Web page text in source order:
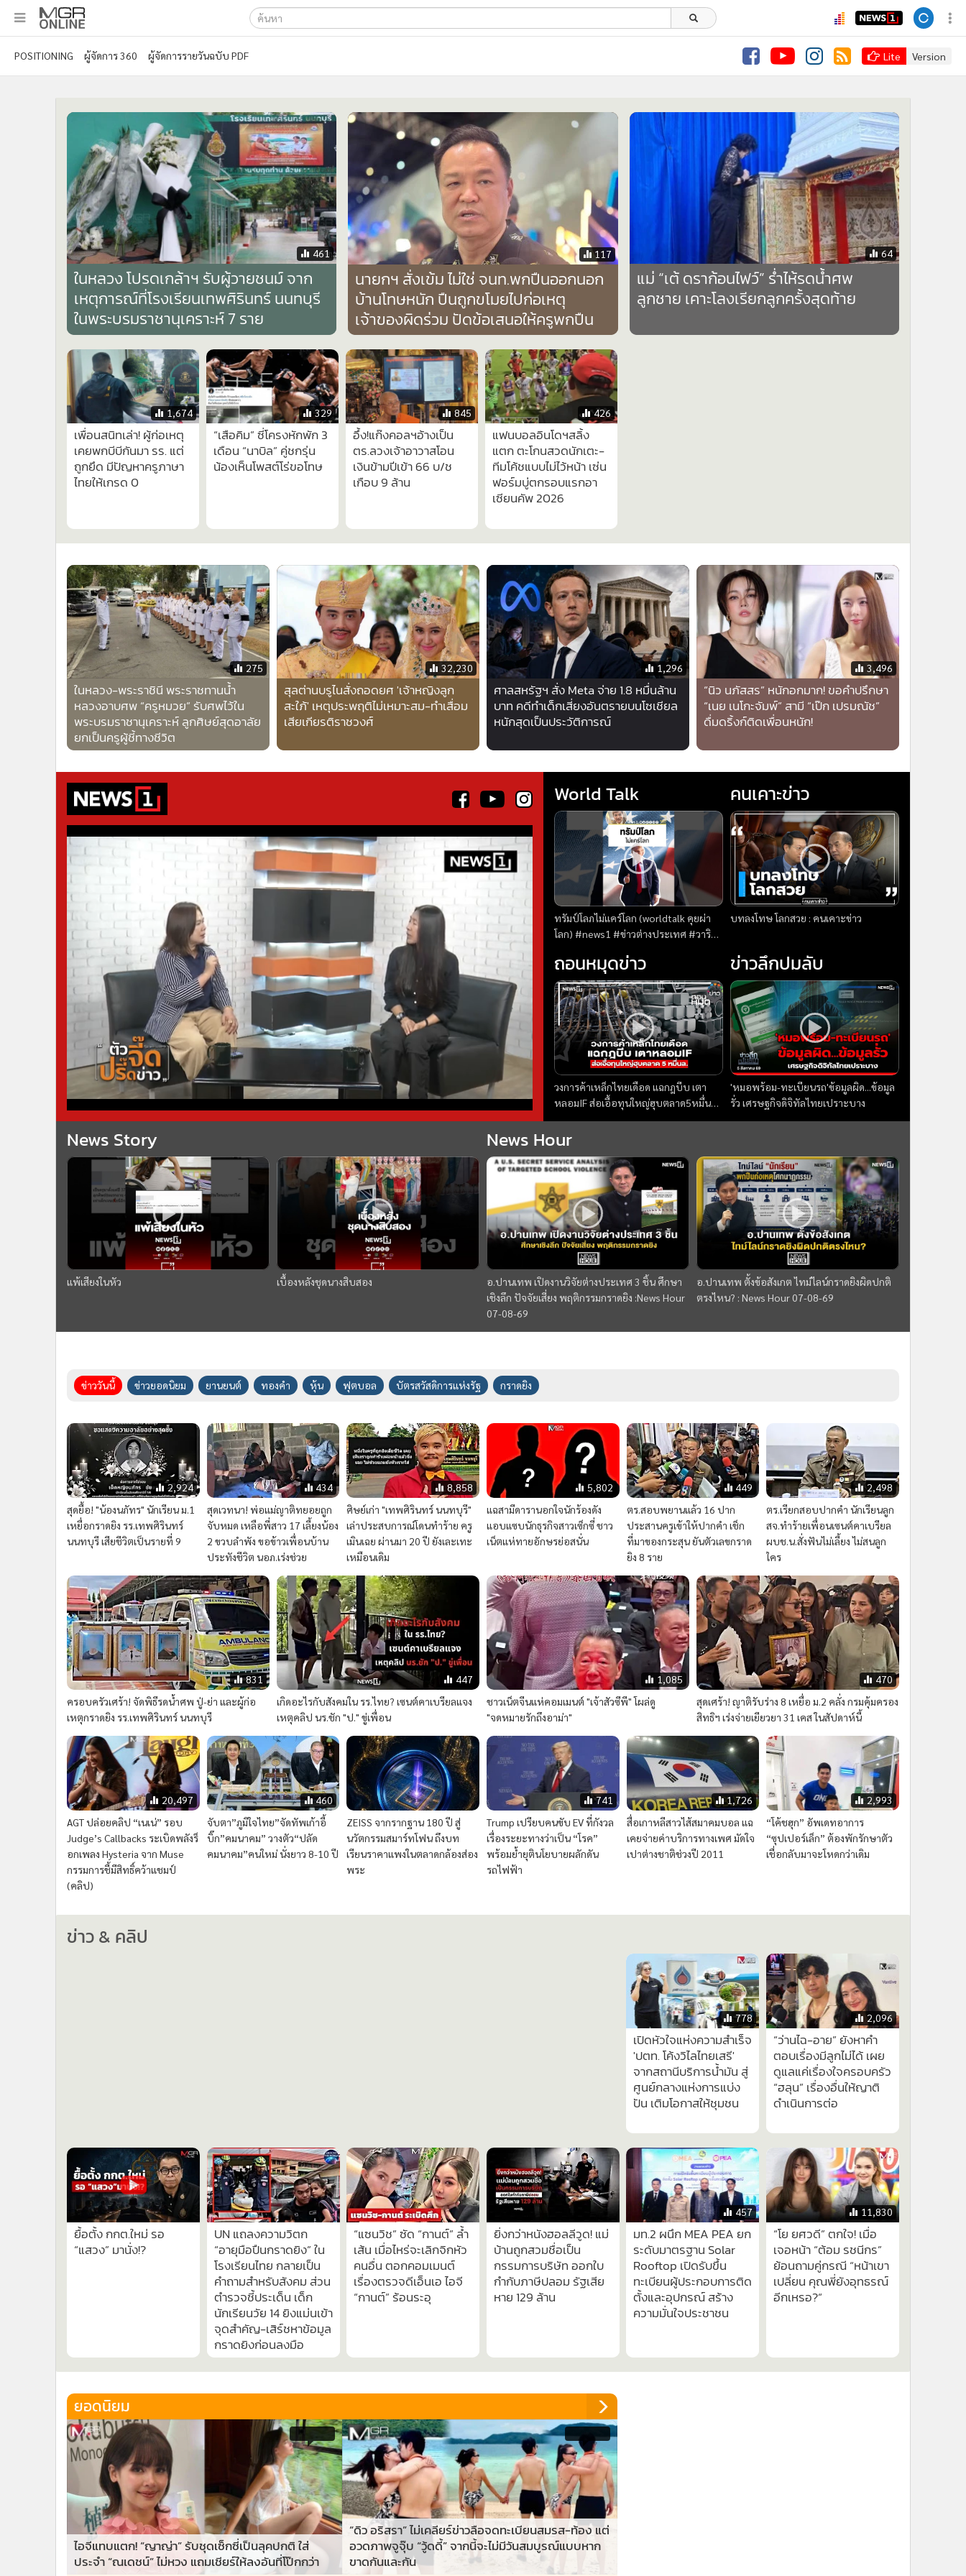
MGR Online
ค้นหาขั้นสูง
• หน้าหลัก
• ทันเหตุการณ์
ผู้จัดการรายวัน
CbizReview
Good health & Well-being
Green Innovation & SD
Management & HR
Infographic
เศรษฐกิจ-ธุรกิจ
วิทยาศาสตร์
Celeb Online
Gotomanager
POSITIONING ผู้จัดการ 360 ผู้จัดการรายวันฉบับ PDF Lite Version
461
ในหลวง โปรดเกล้าฯ รับผู้วายชนม์ จาก
เหตุการณ์ที่โรงเรียนเทพศิรินทร์ นนทบุรี
ในพระบรมราชานุเคราะห์ 7 ราย
117
นายกฯ สั่งเข้ม ไม่ใช่ จนท.พกปืนออกนอก
บ้านโทษหนัก ปืนถูกขโมยไปก่อเหตุ
เจ้าของผิดร่วม ปัดข้อเสนอให้ครูพกปืน
64
แม่ “เต้ ดราก้อนไฟว์” ร่ำไห้รดน้ำศพ
ลูกชาย เคาะโลงเรียกลูกครั้งสุดท้าย
1,674
เพื่อนสนิทเล่า! ผู้ก่อเหตุ
เคยพกบีบีกันมา รร. แต่
ถูกยึด มีปัญหาครูภาษา
ไทยให้เกรด 0
329
“เสือคิม” ซี่โครงหักพัก 3
เดือน “นาบิล” คู่ชกรุ่น
น้องเห็นโพสต์โร่ขอโทษ
845
อึ้ง!แก๊งคอลฯอ้างเป็น
ตร.ลวงเจ้าอาวาสโอน
เงินข้ามปีเข้า 66 บ/ช
เกือบ 9 ล้าน
426
แฟนบอลอินโดฯสลิ้ง
แตก ตะโกนสวดนักเตะ-
ทีมโค้ชแบบไม่ไว้หน้า เซ่น
ฟอร์มบู่ตกรอบแรกอา
เซียนคัพ 2026
275
ในหลวง-พระราชินี พระราชทานน้ำ
หลวงอาบศพ “ครูหมวย” รับศพไว้ใน
พระบรมราชานุเคราะห์ ลูกศิษย์สุดอาลัย
ยกเป็นครูผู้ชี้ทางชีวิต
32,230
สุลต่านบรูไนสั่งถอดยศ 'เจ้าหญิงลูก
สะใภ้' เหตุประพฤติไม่เหมาะสม-ทำเสื่อม
เสียเกียรติราชวงศ์
1,296
ศาลสหรัฐฯ สั่ง Meta จ่าย 1.8 หมื่นล้าน
บาท คดีทำเด็กเสี่ยงอันตรายบนโซเชียล
หนักสุดเป็นประวัติการณ์
3,496
“นิว นภัสสร” หนักอกมาก! ขอคำปรึกษา
“เนย เนโกะจัมพ์” สามี “เป๊ก เปรมณัช”
ดื่มดริ้งก์ติดเพื่อนหนัก!
World Talk
ทรัมป์โลภไม่แคร์โลก (worldtalk คุยผ่า
โลก) #news1 #ข่าวต่างประเทศ #วาริ
คนเคาะข่าว
บทลงโทษ โลกสวย : คนเคาะข่าว
ถอนหมุดข่าว
วงการค้าเหล็กไทยเดือด แฉกฎบีบ เตา
หลอมIF ส่อเอื้อทุนใหญ่ฮุบตลาด5หมื่นล. :
ถอนหมุดข่าว 07/08/69
ข่าวลึกปมลับ
'หมอพร้อม-ทะเบียนรถ'ข้อมูลผิด...ข้อมูล
รั่ว เศรษฐกิจดิจิทัลไทยเปราะบาง
News Story
แพ้เสียงในหัว เบื้องหลังชุดนางสิบสอง
News Hour
อ.ปานเทพ เปิดงานวิจัยต่างประเทศ 3 ชิ้น ศึกษา
เชิงลึก ปัจจัยเสี่ยง พฤติกรรมกราดยิง :News Hour
07-08-69
อ.ปานเทพ ตั้งข้อสังเกต ไทม์ไลน์กราดยิงผิดปกติ
ตรงไหน? : News Hour 07-08-69
ข่าววันนี้ ข่าวยอดนิยม ยานยนต์ ทองคำ หุ้น ฟุตบอล บัตรสวัสดิการแห่งรัฐ กราดยิง
2,924
สุดยื้อ! "น้องนภัทร" นักเรียน ม.1
เหยื่อกราดยิง รร.เทพศิรินทร์
นนทบุรี เสียชีวิตเป็นรายที่ 9
434
สุดเวทนา! พ่อแม่ญาติทยอยถูก
จับหมด เหลือพี่สาว 17 เลี้ยงน้อง
2 ขวบลำพัง ขอข้าวเพื่อนบ้าน
ประทังชีวิต นอภ.เร่งช่วย
8,858
ศิษย์เก่า "เทพศิรินทร์ นนทบุรี"
เล่าประสบการณ์​โดนทำร้าย ครู
เมินเฉย ผ่านมา 20 ปี ยังเละเทะ
เหมือนเดิม
5,802
แฉสามีดารานอกใจนักร้องดัง
แอบแซบนักธุรกิจสาวเซ็กซี่ ชาว
เน็ตแห่ทายอักษรย่อสนั่น
449
ตร.สอบพยานแล้ว 16 ปาก
ประสานครูเข้าให้ปากคำ เช็ก
ที่มาของกระสุน ยันตัวเลขกราด
ยิง 8 ราย
2,498
ตร.เรียกสอบปากคำ นักเรียนลูก
สจ.ทำร้ายเพื่อนเซนต์คาเบรียล
ผบช.น.สั่งฟันไม่เลี้ยง ไม่สนลูก
ใคร
831
ครอบครัวเศร้า! จัดพิธีรดน้ำศพ ปู่-ย่า และผู้ก่อ
เหตุกราดยิง รร.เทพศิรินทร์ นนทบุรี
447
เกิดอะไรกับสังคมใน รร.ไทย? เซนต์คาเบรียลแจง
เหตุคลิป นร.ชัก "ป." ขู่เพื่อน
1,085
ชาวเน็ตจีนแห่คอมเมนต์ "เจ้าสัวซีพี" โผล่ดู
"จดหมายรักถึงอาม่า"
470
สุดเศร้า! ญาติรับร่าง 8 เหยื่อ ม.2 คลั่ง กรมคุ้มครอง
สิทธิฯ เร่งจ่ายเยียวยา 31 เคส ในสัปดาห์นี้
20,497
AGT ปล่อยคลิป “เนเน่” รอบ
Judge’s Callbacks ระเบิดพลังร็
อกเพลง Hysteria จาก Muse
กรรมการชี้มีสิทธิ์คว้าแชมป์
(คลิป)
460
จับตา”ภูมิใจไทย”จัดทัพเก้าอี้
บิ๊ก”คมนาคม” วางตัว“ปลัด
คมนาคม”คนใหม่ นั่งยาว 8-10 ปี
ZEISS จากรากฐาน 180 ปี สู่
นวัตกรรมสมาร์ทโฟน ถึงบท
เรียนราคาแพงในตลาดกล้องส่อง
พระ
741
Trump เปรียบคนขับ EV ที่กังวล
เรื่องระยะทางว่าเป็น “โรค”
พร้อมย้ำยุตินโยบายผลักดัน
รถไฟฟ้า
1,726
สื่อเกาหลีสาวไส้สมาคมบอล แฉ
เคยจ่ายค่าบริการทางเพศ มัดใจ
เปาต่างชาติช่วงปี 2011
2,993
“โค้ชฮุก” อัพเดทอาการ
“ซุปเปอร์เล็ก” ต้องพักรักษาตัว
เชื่อกลับมาจะโหดกว่าเดิม
ข่าว & คลิป
778
เปิดหัวใจแห่งความสำเร็จ
'ปตท. โค้งวิไลไทยเสรี'
จากสถานีบริการน้ำมัน สู่
ศูนย์กลางแห่งการแบ่ง
ปัน เติมโอกาสให้ชุมชน
2,096
“ว่านไฉ-อาย” ยังหาคำ
ตอบเรื่องมีลูกไม่ได้ เผย
ดูแลแค่เรื่องใจครอบครัว
“ฮลุน” เรื่องอื่นให้ญาติ
ดำเนินการต่อ
ยื้อตั้ง กกต.ใหม่ รอ
“แสวง” มานั่ง!?
UN แถลงความวิตก
“อายุมือปืนกราดยิง” ใน
โรงเรียนไทย กลายเป็น
คำถามสำหรับสังคม ส่วน
ตำรวจชี้ประเด็น เด็ก
นักเรียนวัย 14 ยิงแม่นเข้า
จุดสำคัญ-เสิร์ชหาข้อมูล
กราดยิงก่อนลงมือ
“แซนวิช” ซัด “กานต์” ล้ำ
เส้น เมื่อไหร่จะเลิกจิกหัว
คนอื่น ตอกคอมเมนต์
เรื่องตรวจดีเอ็นเอ ไอจี
“กานต์” ร้อนระอุ
ยิ่งกว่าหนังฮอลลีวูด! แม่
บ้านถูกสวมชื่อเป็น
กรรมการบริษัท ออกใบ
กำกับภาษีปลอม รัฐเสีย
หาย 129 ล้าน
457
มท.2 ผนึก MEA PEA ยก
ระดับมาตรฐาน Solar
Rooftop เปิดรับขึ้น
ทะเบียนผู้ประกอบการติด
ตั้งและอุปกรณ์ สร้าง
ความมั่นใจประชาชน
11,830
“โย ยศวดี” ตกใจ! เมื่อ
เจอหน้า “ต้อม รชนีกร”
ย้อนถามคู่กรณี “หน้าเขา
เปลี่ยน คุณพี่ยังอุทธรณ์
อีกเหรอ?“
ยอดนิยม
ไอจีแทบแตก! “ญาญ่า” รับชุดเซ็กซี่เป็นลุคปกติ ใส่
ประจำ “ณเดชน์” ไม่หวง แถมเชียร์ให้ลงอันที่โป๊กกว่า
“ดิว อริสรา” ไม่เคลียร์ข่าวลือจดทะเบียนสมรส-ท้อง แต่
อวดภาพจูจุ๊บ “วู้ดดี้” จากนี้จะไม่มีวันสมบูรณ์แบบหาก
ขาดกันและกัน